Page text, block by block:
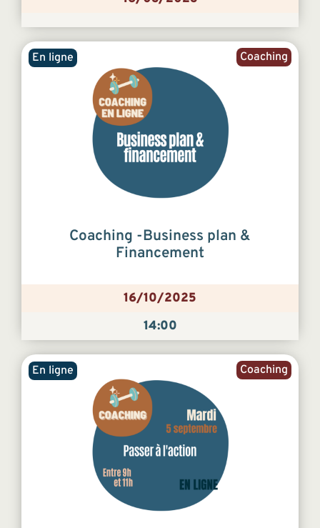
Coaching
En ligne
Coaching -Business plan &
Financement
16/10/2025
14:00
Coaching
En ligne